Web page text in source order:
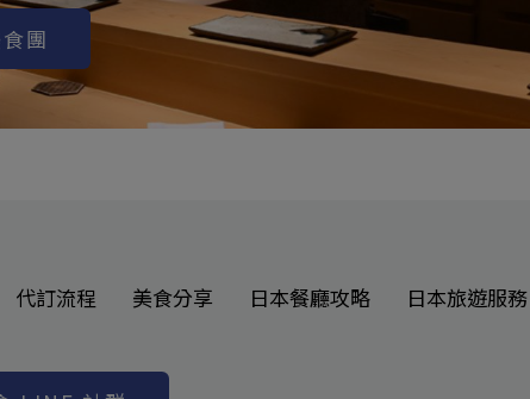
團
代訂流程 美食分享 日本餐廳攻略 日本旅遊服務